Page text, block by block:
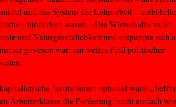
und das System der Lohnarbeit –
hinderlich waren. »Die Wirtschaft«
und Naturgesetzlichkeit und entpuppte sich
gewesen war: ein weites Feld politischer
Institutionen optional waren,
Arbeiterklasse die Forderung, nicht einfach